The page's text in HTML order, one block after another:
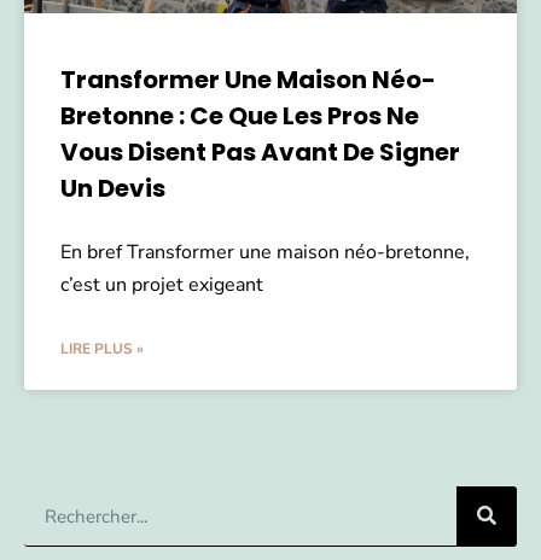
Transformer Une Maison Néo-
Bretonne : Ce Que Les Pros Ne
Vous Disent Pas Avant De Signer
Un Devis
En bref Transformer une maison néo-bretonne,
c’est un projet exigeant
LIRE PLUS »